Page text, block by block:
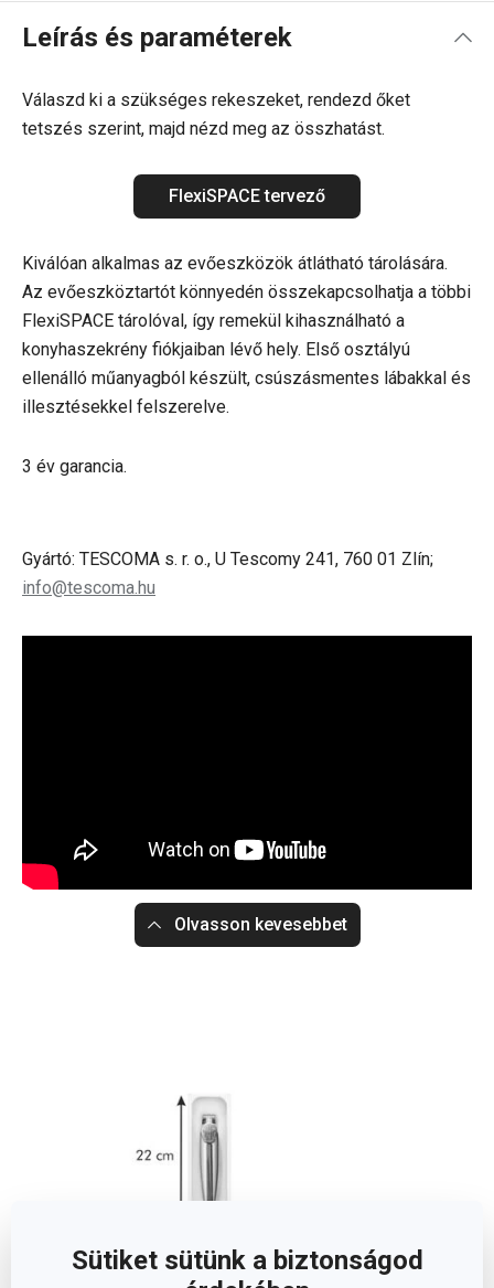
Sütiket sütünk a biztonságod
Leírás és paraméterek
Válaszd ki a szükséges rekeszeket, rendezd őket
tetszés szerint, majd nézd meg az összhatást.
FlexiSPACE tervező
Kiválóan alkalmas az evőeszközök átlátható tárolására.
Az evőeszköztartót könnyedén összekapcsolhatja a többi
FlexiSPACE tárolóval, így remekül kihasználható a
konyhaszekrény fiókjaiban lévő hely. Első osztályú
ellenálló műanyagból készült, csúszásmentes lábakkal és
illesztésekkel felszerelve.
3 év garancia.
Gyártó: TESCOMA s. r. o., U Tescomy 241, 760 01 Zlín;
info@tescoma.hu
Olvasson kevesebbet